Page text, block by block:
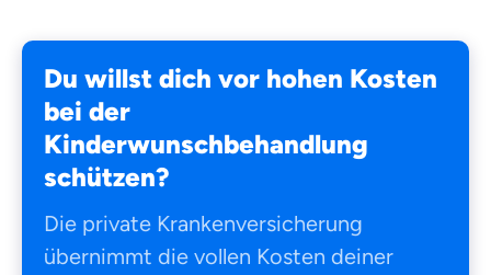
Du willst dich vor hohen Kosten
bei der
Kinderwunschbehandlung
schützen?
Die private Krankenversicherung
übernimmt die vollen Kosten deiner